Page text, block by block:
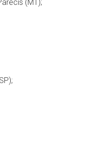
(MT);